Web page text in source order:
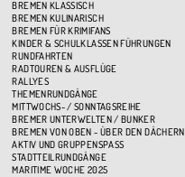
BREMEN KLASSISCH
BREMEN KULINARISCH
BREMEN FÜR KRIMIFANS
KINDER & SCHULKLASSEN FÜHRUNGEN
RUNDFAHRTEN
RADTOUREN & AUSFLÜGE
RALLYES
THEMENRUNDGÄNGE
MITTWOCHS- / SONNTAGSREIHE
BREMER UNTERWELTEN / BUNKER
BREMEN VON OBEN - ÜBER DEN DÄCHERN
AKTIV UND GRUPPENSPASS
STADTTEILRUNDGÄNGE
MARITIME WOCHE 2025